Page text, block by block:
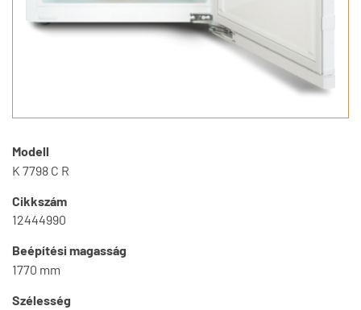
Modell
K 7798 C R
Cikkszám
12444990
Beépítési magasság
1770 mm
Szélesség